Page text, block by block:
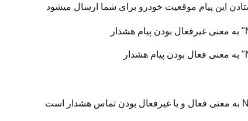
این پیام موقعیت خودرو برای شما ارسال میشود